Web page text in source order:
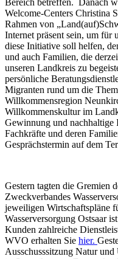
Bereich betreffen. Danach
Welcome-Centers Christina
Rahmen von
Internet präsent sein, um für
diese Initiative soll helfen,
und auch Familien, die
unseren Landkreis zu
persönliche
Migranten rund um die
Willkommensregion
Willkommenskultur im
Gewinnung und nachhaltige
Fachkräfte und deren
Gesprächstermin auf dem
Gestern tagten die Gremien
Zweckverbandes
jeweiligen Wirtschaftspläne
Wasserversorgung Ostsaar
Kunden zahlreiche
WVO erhalten Sie hier.
Ausschusssitzung Natur